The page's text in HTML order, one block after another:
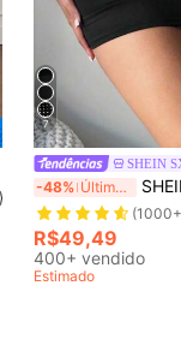
7
SHEIN
-48% Últimos 2 dias SHEIN SXY Saia Bodycon
R$49,49
400+ vendido
Estimado